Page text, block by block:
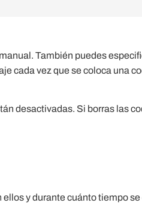
También puedes
cada vez que se coloca una
desactivadas. Si borras las
y durante cuánto tiempo